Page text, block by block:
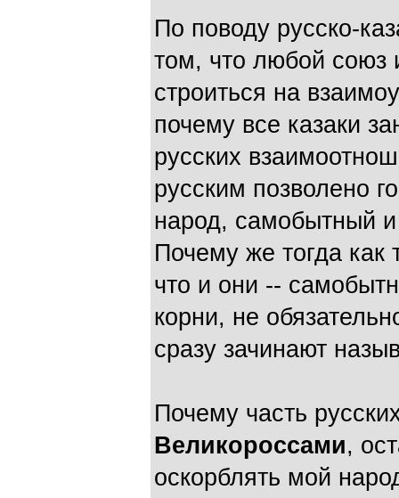
По поводу русско-
том, что любой союз
строиться на
почему все казаки
русских
русским позволено
народ, самобытный и
Почему же тогда как
что и они --
корни, не
сразу зачинают
Почему часть
Великороссами,
оскорблять мой